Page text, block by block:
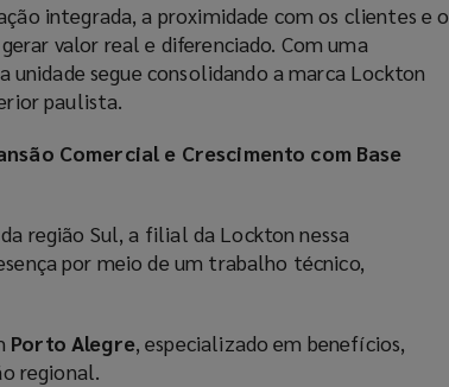
integrada, a proximidade com os clientes e o
valor real e diferenciado. Com uma
segue consolidando a marca Lockton
paulista.
Comercial e Crescimento com Base
região Sul, a filial da Lockton nessa
por meio de um trabalho técnico,
Porto Alegre, especializado em benefícios,
regional.